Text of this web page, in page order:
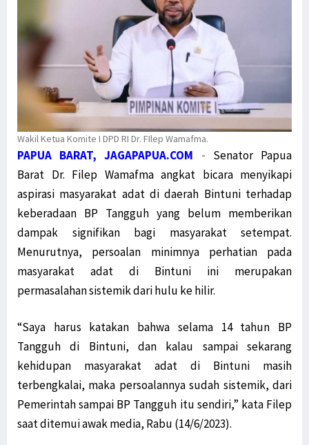
Wakil Ketua Komite I DPD RI Dr. FIlep Wamafma.
PAPUA BARAT, JAGAPAPUA.COM - Senator Papua
Barat Dr. Filep Wamafma angkat bicara menyikapi
aspirasi masyarakat adat di daerah Bintuni terhadap
keberadaan BP Tangguh yang belum memberikan
dampak signifikan bagi masyarakat setempat.
Menurutnya, persoalan minimnya perhatian pada
masyarakat adat di Bintuni ini merupakan
permasalahan sistemik dari hulu ke hilir.
“Saya harus katakan bahwa selama 14 tahun BP
Tangguh di Bintuni, dan kalau sampai sekarang
kehidupan masyarakat adat di Bintuni masih
terbengkalai, maka persoalannya sudah sistemik, dari
Pemerintah sampai BP Tangguh itu sendiri,” kata Filep
saat ditemui awak media, Rabu (14/6/2023).